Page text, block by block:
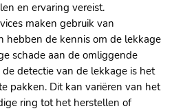
en ervaring vereist.
maken gebruik van
hebben de kennis om de lekkage
schade aan de omliggende
detectie van de lekkage is het
pakken. Dit kan variëren van het
ring tot het herstellen of